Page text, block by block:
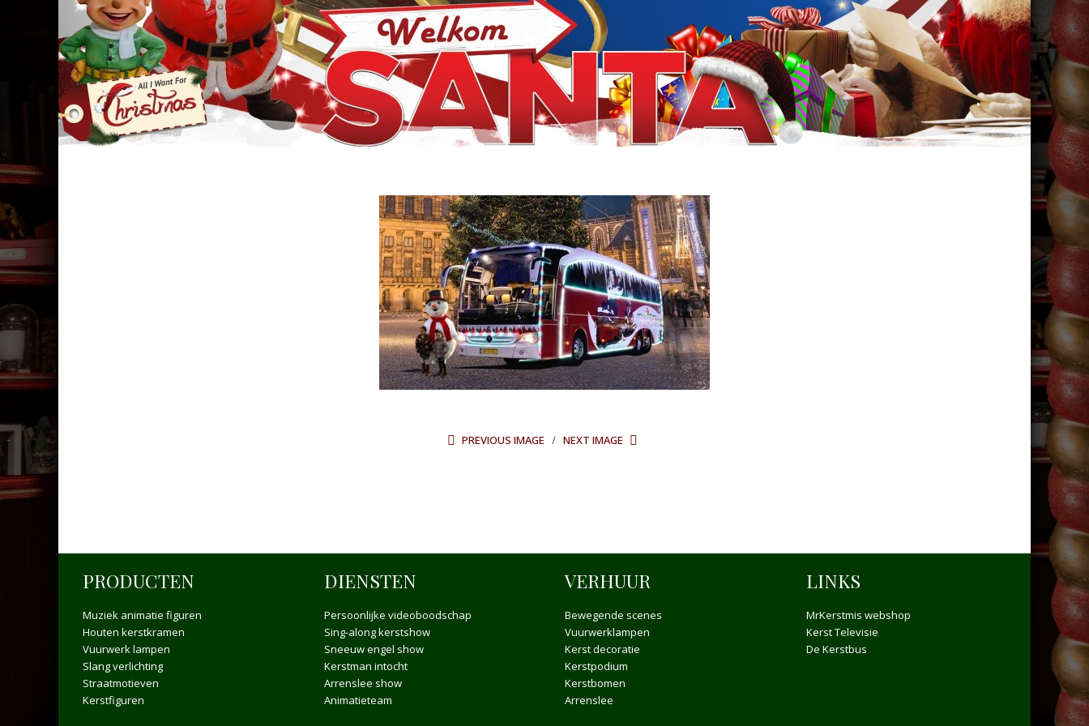
PREVIOUS IMAGE NEXT IMAGE
PRODUCTEN
Muziek animatie figuren
Houten kerstkramen
Vuurwerk lampen
Slang verlichting
Straatmotieven
Kerstfiguren
DIENSTEN
Persoonlijke videoboodschap
Sing-along kerstshow
Sneeuw engel show
Kerstman intocht
Arrenslee show
Animatieteam
VERHUUR
Bewegende scenes
Vuurwerklampen
Kerst decoratie
Kerstpodium
Kerstbomen
Arrenslee
LINKS
MrKerstmis webshop
Kerst Televisie
De Kerstbus